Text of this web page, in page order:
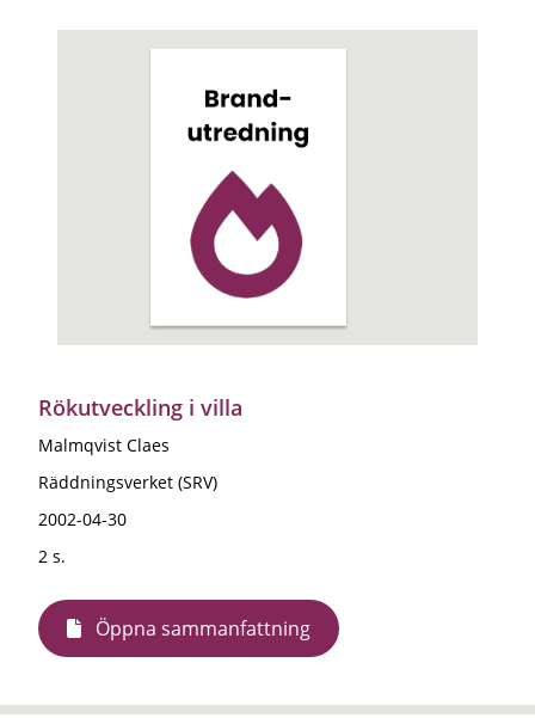
Rökutveckling i villa
Malmqvist Claes
Räddningsverket (SRV)
2002-04-30
2 s.
Öppna sammanfattning